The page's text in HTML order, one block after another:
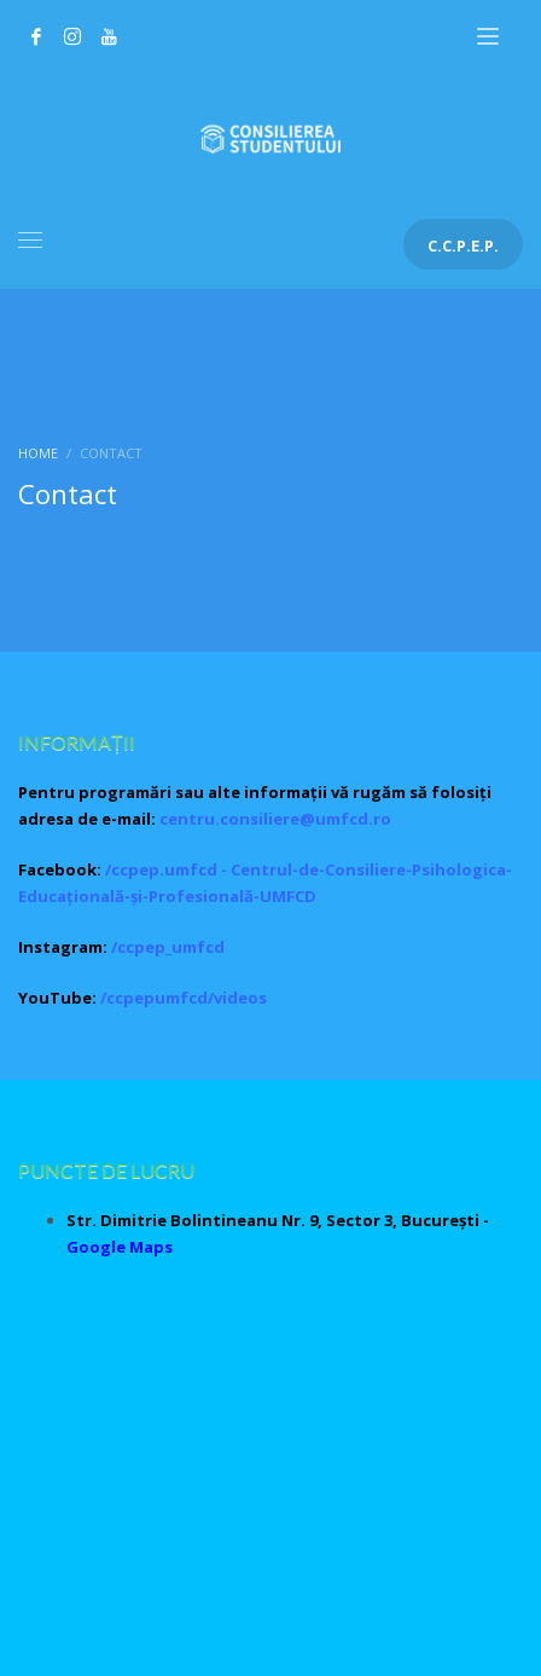
C.C.P.E.P.
HOME CONTACT
Contact
INFORMAȚII
Pentru programări sau alte informații vă rugăm să folosiți
adresa de e-mail: centru.consiliere@umfcd.ro
Facebook: /ccpep.umfcd - Centrul-de-Consiliere-Psihologica-
Educațională-și-Profesională-UMFCD
Instagram: /ccpep_umfcd
YouTube: /ccpepumfcd/videos
PUNCTE DE LUCRU
Str. Dimitrie Bolintineanu Nr. 9, Sector 3, București -
Google Maps